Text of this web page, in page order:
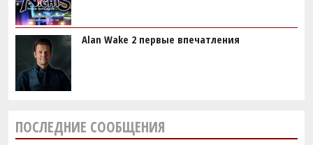
Alan Wake 2 первые впечатления
ПОСЛЕДНИЕ СООБЩЕНИЯ